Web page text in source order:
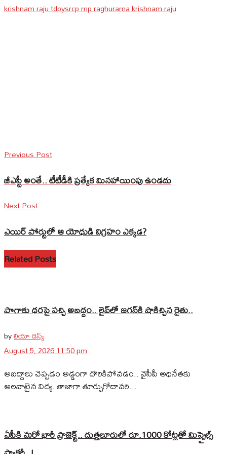
krishnam raju tdpysrcp mp raghurama krishnam raju
Previous Post
జీఎస్టీ అంతే.. టీటీడీకి ప్రత్యేక మినహాయింపు ఉండదు
Next Post
ఎయిర్ పోర్టులో ఆ యోధుడి విగ్రహం ఎక్కడ?
Related Posts
పొగాకు ధరపై పచ్చి అబద్దం.. లైవ్‌లో జగన్‌కి షాకిచ్చిన రైతు..
byలియో డెస్క్
August 5, 2026 11:50 pm
అబద్దాలు చెప్పడం అడ్డంగా దొరికిపోవడం.. వైసీపీ అధినేతకు
అలవాటైన విద్య. తాజాగా తూర్పుగోదావరి...
ఏపీకి మరో భారీ ప్రాజెక్ట్.. దుత్తలూరులో రూ.1000 కోట్లతో మిస్సైల్స్